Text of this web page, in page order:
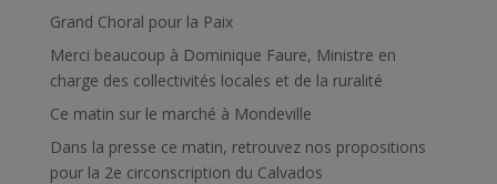
Grand Choral pour la Paix
Merci beaucoup à Dominique Faure, Ministre en
charge des collectivités locales et de la ruralité
Ce matin sur le marché à Mondeville
Dans la presse ce matin, retrouvez nos propositions
pour la 2e circonscription du Calvados